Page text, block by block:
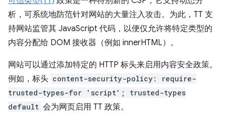
析，可系统地防范针对网站的大量注入攻击。为此，TT 支
持网站监管其 JavaScript 代码，以便仅允许将特定类型的
内容分配给 DOM 接收器（例如 innerHTML）。
网站可以通过添加特定的 HTTP 标头来启用内容安全政策。
例如，标头 content-security-policy: require-
trusted-types-for 'script'; trusted-types
default 会为网页启用 TT 政策。